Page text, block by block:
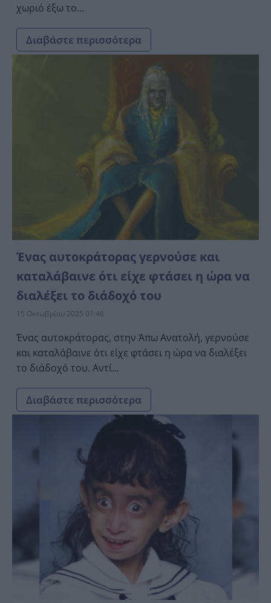
χωριό έξω το...
Διαβάστε περισσότερα
Ένας αυτοκράτορας γερνούσε και
καταλάβαινε ότι είχε φτάσει η ώρα να
διαλέξει το διάδοχό του
15 Οκτωβρίου 2025 01:46
Ένας αυτοκράτορας, στην Άπω Ανατολή, γερνούσε
και καταλάβαινε ότι είχε φτάσει η ώρα να διαλέξει
το διάδοχό του. Αντί...
Διαβάστε περισσότερα